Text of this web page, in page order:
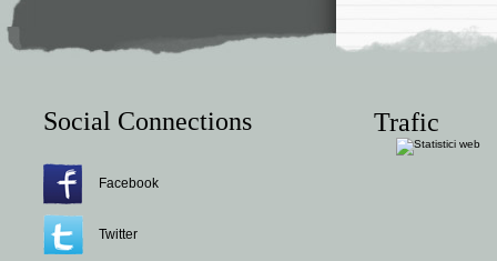
Social Connections
Facebook
Twitter
Trafic